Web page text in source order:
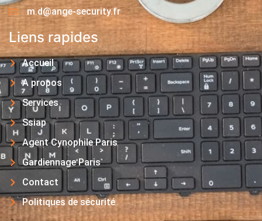
m.d@ange-security.fr
Liens rapides
Accueil
A propos
Services
Ssiap
Agent Cynophile Paris
Gardiennage Paris
Contact
Politiques de sécurité